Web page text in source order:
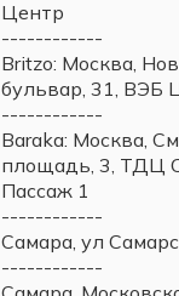
Центр
------------
Britzo: Москва,
бульвар, 31, ВЭБ
------------
Baraka: Москва,
площадь, 3, ТДЦ
Пассаж 1
------------
Самара, ул
------------